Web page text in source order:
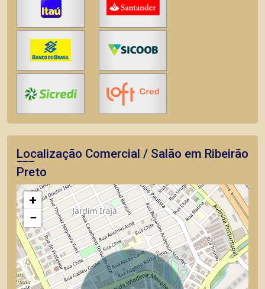
Localização Comercial / Salão em Ribeirão
Preto
+
−